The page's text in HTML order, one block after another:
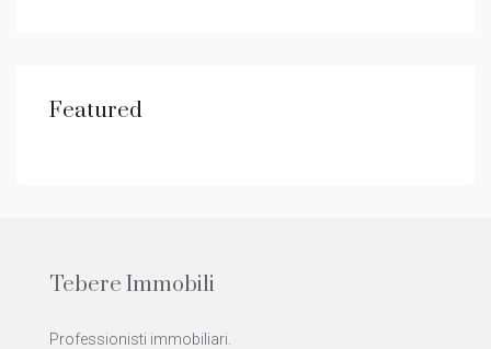
Featured
Tebere Immobili
Professionisti immobiliari.